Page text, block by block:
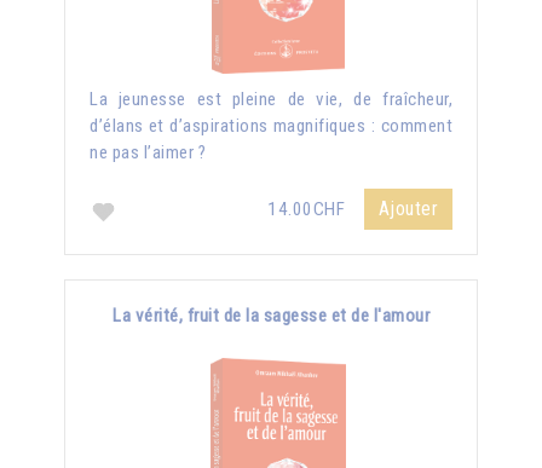
La jeunesse est pleine de vie, de fraîcheur,
d’élans et d’aspirations magnifiques : comment
ne pas l’aimer ?
14.00CHF Ajouter
La vérité, fruit de la sagesse et de l'amour